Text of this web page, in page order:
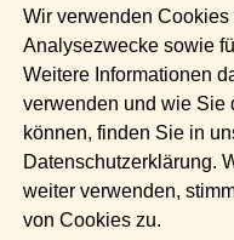
Wir verwenden Cookies
Analysezwecke sowie
Weitere Informationen
verwenden und wie Sie
können, finden Sie in
Datenschutzerklärung.
weiter verwenden,
von Cookies zu.
Lichtenberg
Pankow
Reinickendorf
Spandau
Tempelhof